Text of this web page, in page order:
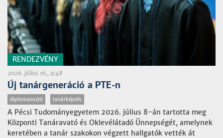
RENDEZVÉNY
2026. július 16., 9:48
Új tanárgeneráció a PTE-n
diplomaosztó tanárképzés
A Pécsi Tudományegyetem 2026. július 8-án tartotta meg
Központi Tanáravató és Oklevélátadó Ünnepségét, amelynek
keretében a tanár szakokon végzett hallgatók vették át